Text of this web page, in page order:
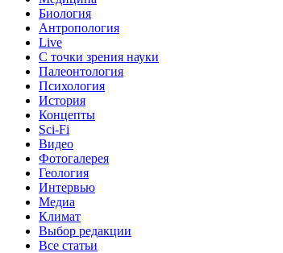
Биология
Антропология
Live
С точки зрения науки
Палеонтология
Психология
История
Концепты
Sci-Fi
Видео
Фотогалерея
Геология
Интервью
Медиа
Климат
Выбор редакции
Все статьи